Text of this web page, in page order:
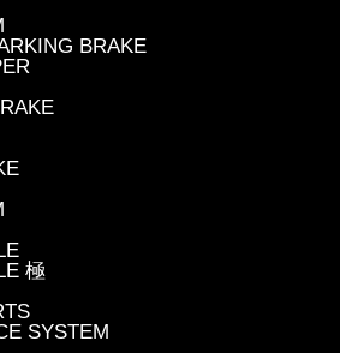
BRAKE
極
SYSTEM